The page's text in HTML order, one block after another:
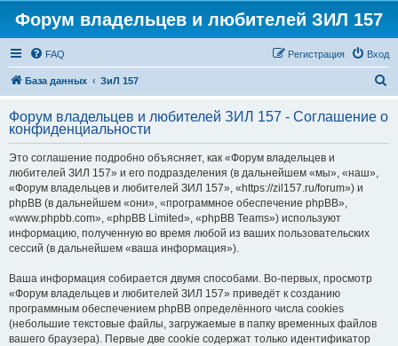
Форум владельцев и любителей ЗИЛ 157
FAQ Вход
Регистрация
База данных ЗиЛ 157
с
Форум владельцев и любителей ЗИЛ 157 - Соглашение о
конфиденциальности
Это соглашение подробно объясняет, как «Форум владельцев и
любителей ЗИЛ 157» и его подразделения (в дальнейшем «мы», «наш»,
«Форум владельцев и любителей ЗИЛ 157», «https://zil157.ru/forum») и
phpBB (в дальнейшем «они», «программное обеспечение phpBB»,
«www.phpbb.com», «phpBB Limited», «phpBB Teams») используют
информацию, полученную во время любой из ваших пользовательских
сессий (в дальнейшем «ваша информация»).
Ваша информация собирается двумя способами. Во-первых, просмотр
«Форум владельцев и любителей ЗИЛ 157» приведёт к созданию
программным обеспечением phpBB определённого числа cookies
(небольшие текстовые файлы, загружаемые в папку временных файлов
вашего браузера). Первые две cookie содержат только идентификатор